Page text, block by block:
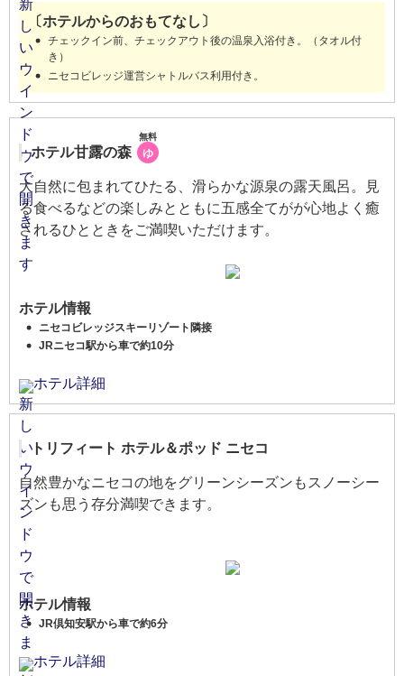
〔ホテルからのおもてなし〕
チェックイン前、チェックアウト後の温泉入浴付き。（タオル付
き）
ニセコビレッジ運営シャトルバス利用付き。
ホテル甘露の森
無料
ゆ
大自然に包まれてひたる、滑らかな源泉の露天風呂。見
る食べるなどの楽しみとともに五感全てがが心地よく癒
されるひとときをご満喫いただけます。
ホテル情報
ニセコビレッジスキーリゾート隣接
JRニセコ駅から車で約10分
ホテル詳細
トリフィート ホテル＆ポッド ニセコ
自然豊かなニセコの地をグリーンシーズンもスノーシー
ズンも思う存分満喫できます。
ホテル情報
JR倶知安駅から車で約6分
ホテル詳細